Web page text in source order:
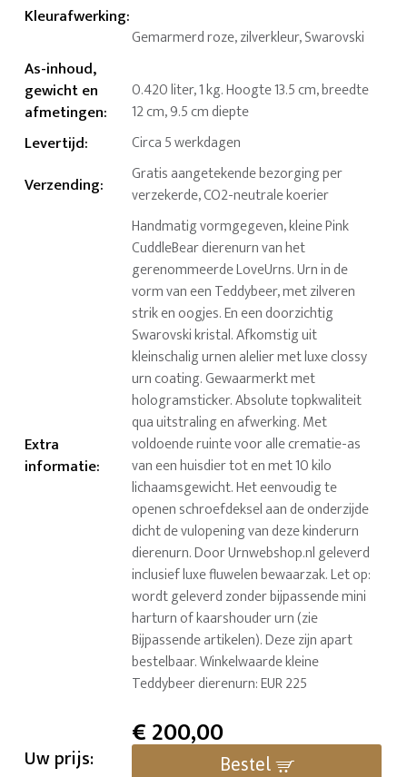
Kleurafwerking:
Gemarmerd roze, zilverkleur, Swarovski
As-inhoud,
gewicht en
afmetingen:
0.420 liter, 1 kg. Hoogte 13.5 cm, breedte
12 cm, 9.5 cm diepte
Levertijd: Circa 5 werkdagen
Verzending:
Gratis aangetekende bezorging per
verzekerde, CO2-neutrale koerier
Extra
informatie:
Handmatig vormgegeven, kleine Pink
CuddleBear dierenurn van het
gerenommeerde LoveUrns. Urn in de
vorm van een Teddybeer, met zilveren
strik en oogjes. En een doorzichtig
Swarovski kristal. Afkomstig uit
kleinschalig urnen alelier met luxe clossy
urn coating. Gewaarmerkt met
hologramsticker. Absolute topkwaliteit
qua uitstraling en afwerking. Met
voldoende ruinte voor alle crematie-as
van een huisdier tot en met 10 kilo
lichaamsgewicht. Het eenvoudig te
openen schroefdeksel aan de onderzijde
dicht de vulopening van deze kinderurn
dierenurn. Door Urnwebshop.nl geleverd
inclusief luxe fluwelen bewaarzak. Let op:
wordt geleverd zonder bijpassende mini
harturn of kaarshouder urn (zie
Bijpassende artikelen). Deze zijn apart
bestelbaar. Winkelwaarde kleine
Teddybeer dierenurn: EUR 225
Uw prijs:
€200,00
Bestel